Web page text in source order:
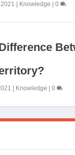
2021 Knowledge |0
Knowledge |0